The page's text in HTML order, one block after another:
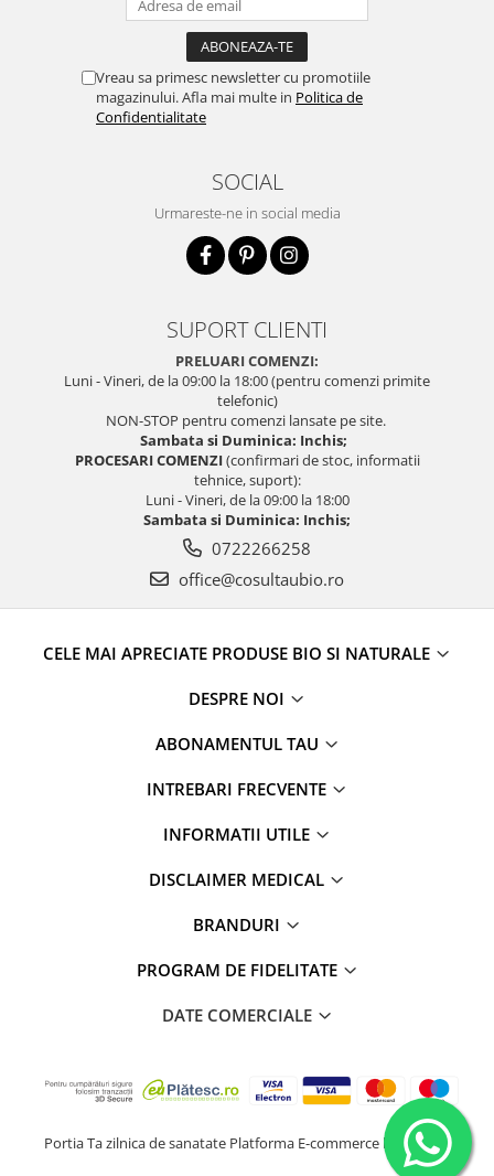
Vreau sa primesc newsletter cu promotiile
magazinului. Afla mai multe in Politica de
Confidentialitate
SOCIAL
Urmareste-ne in social media
SUPORT CLIENTI
PRELUARI COMENZI:
Luni - Vineri, de la 09:00 la 18:00 (pentru comenzi primite
telefonic)
NON-STOP pentru comenzi lansate pe site.
Sambata si Duminica: Inchis;
PROCESARI COMENZI(confirmari de stoc, informatii
tehnice, suport):
Luni - Vineri, de la 09:00 la 18:00
Sambata si Duminica: Inchis;
0722266258
office@cosultaubio.ro
CELE MAI APRECIATE PRODUSE BIO SI NATURALE
DESPRE NOI
ABONAMENTUL TAU
INTREBARI FRECVENTE
INFORMATII UTILE
DISCLAIMER MEDICAL
BRANDURI
PROGRAM DE FIDELITATE
DATE COMERCIALE
Portia Ta zilnica de sanatate Platforma E-commerce by Gomag